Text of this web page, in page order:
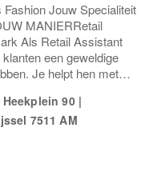
Fashion Jouw Specialiteit
MANIERRetail
Als Retail Assistant
een geweldige
Je helpt hen met
houdt. Bij de
90 |
7511 AM